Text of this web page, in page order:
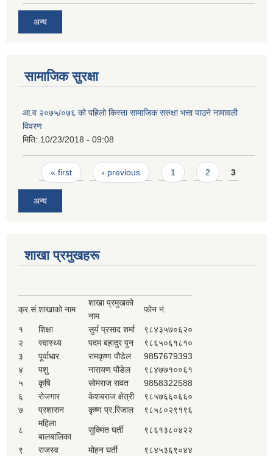
अन्य
सामाजिक सुरक्षा
आ.व २०७५/०७६ को पहिलो किस्ता सामाजिक सरुक्षा भत्ता पाउने नामावली
विवरण
मिति: 10/23/2018 - 09:08
Pages
« first ‹ previous 1 2 3
अन्य
शाखा प्रमुखहरू
क्र.सं.शाखाको नाम
शाखा प्रमुखको
नाम
फोन नं.
१ शिक्षा सुर्य प्रसाद शर्मा
९८४३५७०६२०
२
स्वास्थ्य पदम बहादुर पुन
९८६५०६१८१०
३
पूर्वाधार रामकृष्ण पौडेल
9857679393
४
पशु नारायण पौडेल
९८४७७१००६१
५
कृषि सोमराज रावत
9858322588
६
रोजगार केशबराज क्षेत्री
९८५७६६०६६०
७
प्रशासन कृष्ण प्र.रिजाल ९८५८०२९१९६
८
महिला
बालबालिका
सुक्मित घर्ती ९८६१३८०४२२
९ राजस्व मोहन घर्ती
९८४५३६९०४४